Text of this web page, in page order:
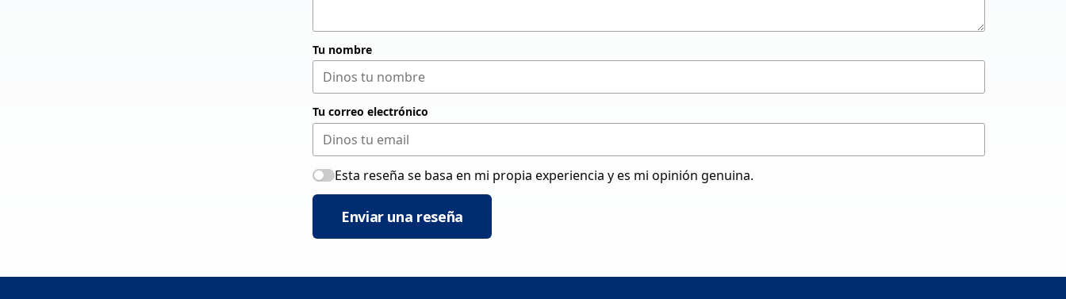
Tu nombre
Tu correo electrónico
Esta reseña se basa en mi propia experiencia y es mi opinión genuina.
Enviar una reseña